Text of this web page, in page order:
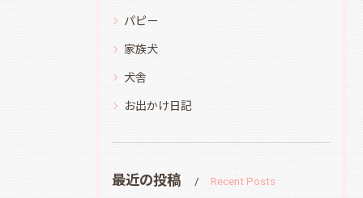
パピー
家族犬
犬舎
お出かけ日記
最近の投稿 Recent Posts